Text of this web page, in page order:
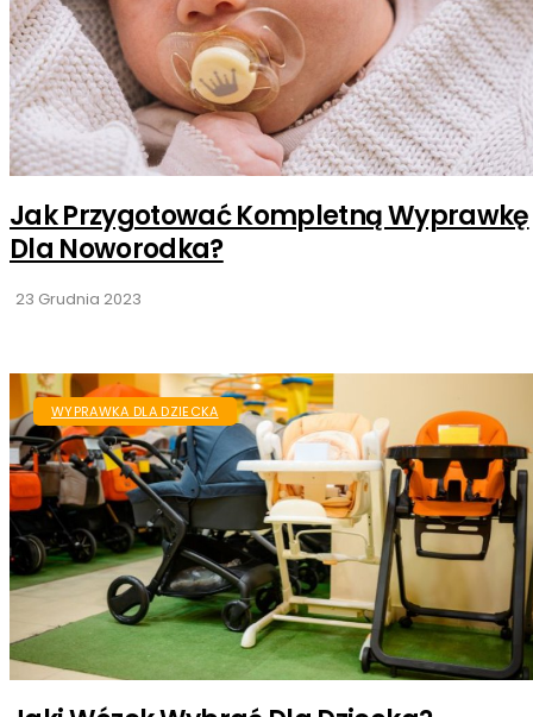
Jak Przygotować Kompletną Wyprawkę
Dla Noworodka?
23 Grudnia 2023
WYPRAWKA DLA DZIECKA